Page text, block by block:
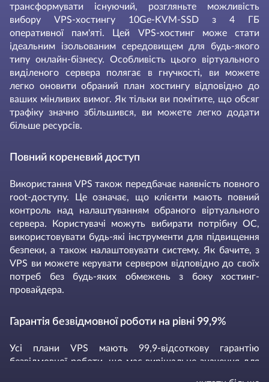
трансформувати існуючий, розгляньте можливість
вибору VPS-хостингу 10Ge-KVM-SSD з 4 ГБ
оперативної пам'яті. Цей VPS-хостинг може стати
ідеальним ізольованим середовищем для будь-якого
типу онлайн-бізнесу. Особливість цього віртуального
виділеного сервера полягає в гнучкості, ви можете
легко оновити обраний план хостингу відповідно до
ваших мінливих вимог. Як тільки ви помітите, що обсяг
трафіку значно збільшився, ви можете легко додати
більше ресурсів.
Повний кореневий доступ
Використання VPS також передбачає наявність повного
root-доступу. Це означає, що клієнти мають повний
контроль над налаштуванням обраного віртуального
сервера. Користувачі можуть вибирати потрібну ОС,
використовувати будь-які інструменти для підвищення
безпеки, а також налаштовувати систему. Як бачите, з
VPS ви можете керувати сервером відповідно до своїх
потреб без будь-яких обмежень з боку хостинг-
провайдера.
Гарантія безвідмовної роботи на рівні 99,9%
Усі плани VPS мають 99,9-відсоткову гарантію
безвідмовної роботи, що має вирішальне значення для